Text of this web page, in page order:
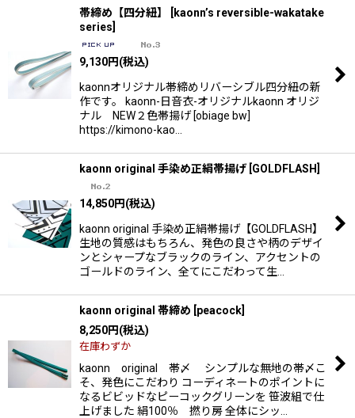
帯締め【四分紐】
kaonn’s reversible-wakatake
series
9,130円(税込)
kaonnオリジナル帯締めリバーシブル四分紐の新
作です。 kaonn-日音衣-オリジナルkaonn オリジ
ナル NEW２色帯揚げ [obiage bw]
https://kimono-kao…
kaonn original 手染め正絹帯揚げ GOLDFLASH
14,850円(税込)
kaonn original 手染め正絹帯揚げ【GOLDFLASH】
生地の質感はもちろん、発色の良さや柄のデザイ
ンとシャープなブラックのライン、アクセントの
ゴールドのライン、全てにこだわって生…
kaonn original 帯締め peacock
8,250円(税込)
在庫わずか
kaonn original 帯〆 シンプルな無地の帯〆こ
そ、発色にこだわり コーディネートのポイントに
なるビビッドなピーコックグリーンを 笹波組で仕
上げました 絹100％ 撚り房 全体にシッ…